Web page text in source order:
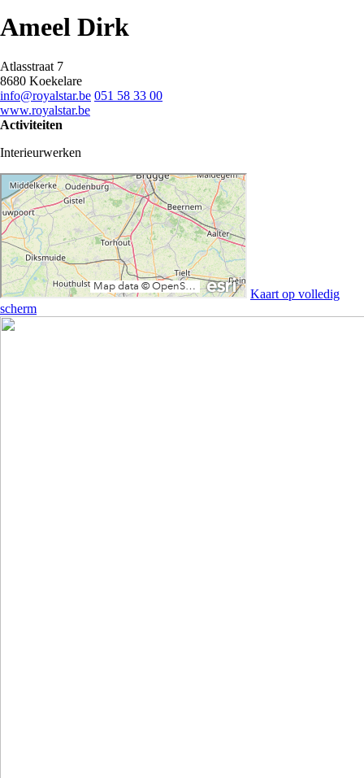
Ameel Dirk
Atlasstraat 7
8680 Koekelare
info@royalstar.be 051 58 33 00
www.royalstar.be
Activiteiten
Interieurwerken
Kaart op volledig
scherm